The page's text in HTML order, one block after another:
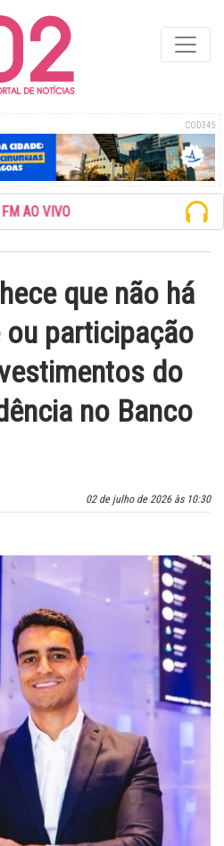
COD345
VIVO
que não há
ou participação
do
no Banco
02 de julho de 2026 às 10:30